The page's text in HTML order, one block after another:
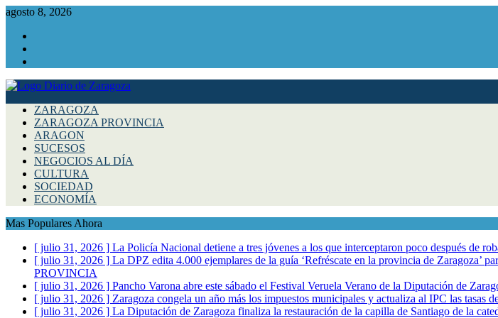
agosto 8, 2026
ZARAGOZA
ZARAGOZA PROVINCIA
ARAGON
SUCESOS
NEGOCIOS AL DÍA
CULTURA
SOCIEDAD
ECONOMÍA
Mas Populares Ahora
[ julio 31, 2026 ] La Policía Nacional detiene a tres jóvenes a los que interceptaron poco después de
[ julio 31, 2026 ] La DPZ edita 4.000 ejemplares de la guía ‘Refréscate en la provincia de Zaragoza’
PROVINCIA
[ julio 31, 2026 ] Pancho Varona abre este sábado el Festival Veruela Verano de la Diputación de
[ julio 31, 2026 ] Zaragoza congela un año más los impuestos municipales y actualiza al IPC las tasas
[ julio 31, 2026 ] La Diputación de Zaragoza finaliza la restauración de la capilla de Santiago de la